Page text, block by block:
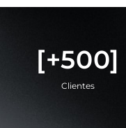
Clientes
[+500]